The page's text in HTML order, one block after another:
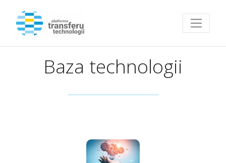
Przejdź do strony głównej
Baza technologii